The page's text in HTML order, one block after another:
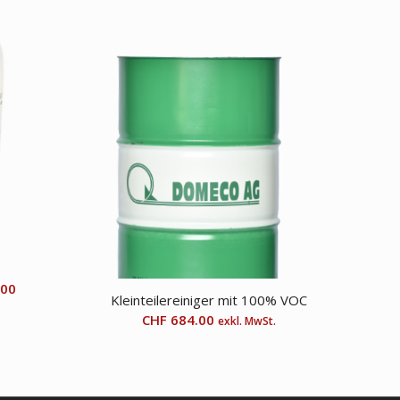
Kleinteilereiniger mit 100% VOC
CHF 684.00 exkl. MwSt.